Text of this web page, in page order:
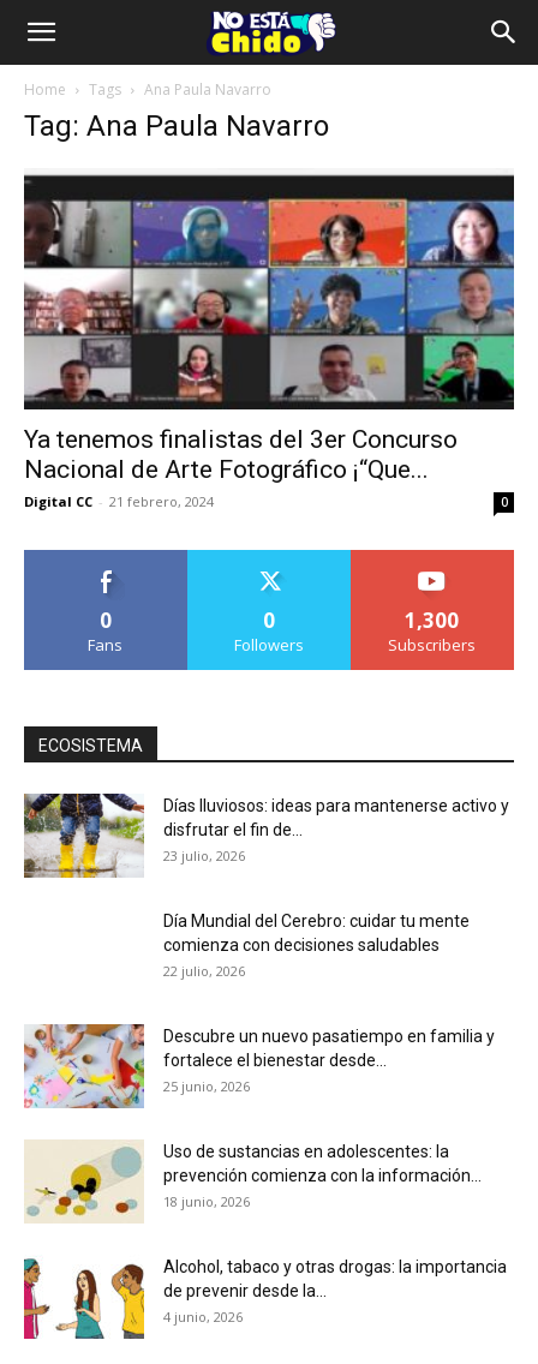
Home Tags Ana Paula Navarro
Tag: Ana Paula Navarro
Ya tenemos finalistas del 3er Concurso
Nacional de Arte Fotográfico ¡“Que...
Digital CC - 21 febrero, 2024 0
0
Fans
0
Followers
1,300
Subscribers
ECOSISTEMA
Días lluviosos: ideas para mantenerse activo y
disfrutar el fin de...
23 julio, 2026
Día Mundial del Cerebro: cuidar tu mente
comienza con decisiones saludables
22 julio, 2026
Descubre un nuevo pasatiempo en familia y
fortalece el bienestar desde...
25 junio, 2026
Uso de sustancias en adolescentes: la
prevención comienza con la información...
18 junio, 2026
Alcohol, tabaco y otras drogas: la importancia
de prevenir desde la...
4 junio, 2026